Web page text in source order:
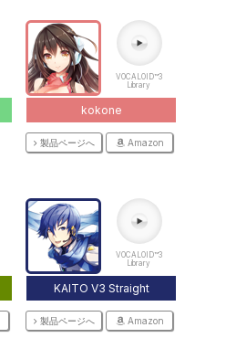
VOCALOID™3
Library
kokone
製品ページへ Amazon
VOCALOID™3
Library
KAITO V3 Straight
製品ページへ Amazon